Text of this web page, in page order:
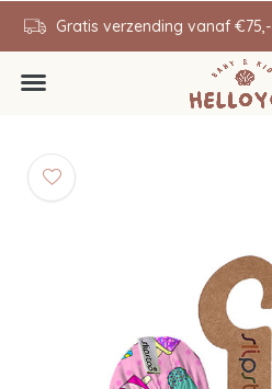
Gratis verzending vanaf €75,-